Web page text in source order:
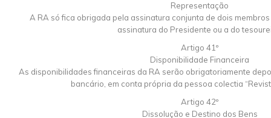
Representação
A RA só fica obrigada pela assinatura conjunta de dois
assinatura do Presidente ou a do
Artigo 41º
Disponibilidade Financeira
As disponibilidades financeiras da RA serão obrigatoriamente
bancário, em conta própria da pessoa colectia
Artigo 42º
Dissolução e Destino dos Bens